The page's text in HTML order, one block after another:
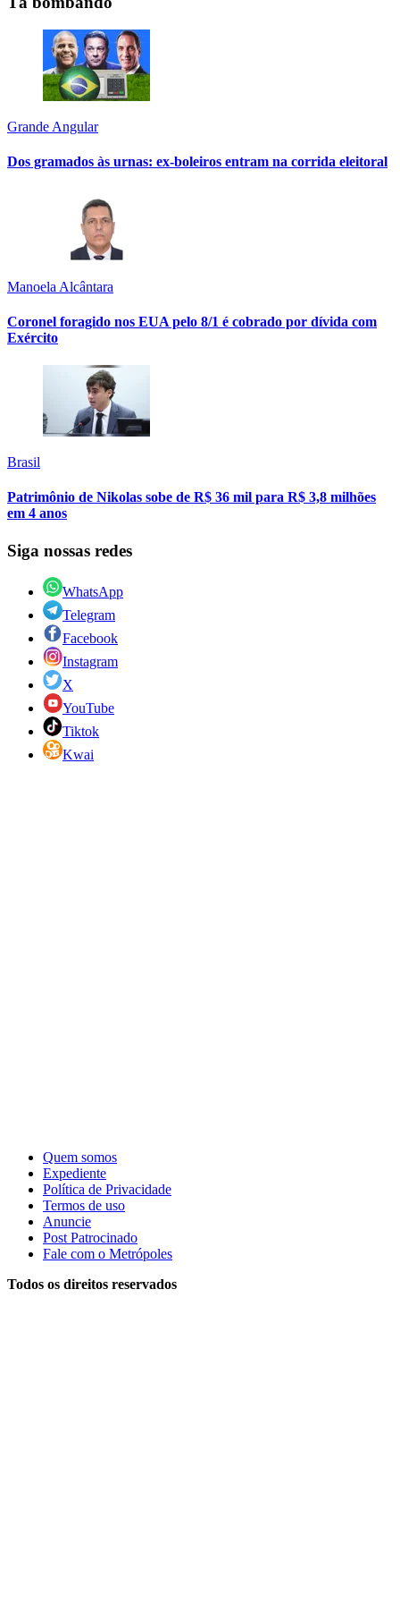
Grande Angular
Dos gramados às urnas: ex-boleiros entram na corrida eleitoral
Manoela Alcântara
Coronel foragido nos EUA pelo 8/1 é cobrado por dívida com
Exército
Brasil
Patrimônio de Nikolas sobe de R$ 36 mil para R$ 3,8 milhões
em 4 anos
Siga nossas redes
WhatsApp
Telegram
Facebook
Instagram
X
YouTube
Tiktok
Kwai
Quem somos
Expediente
Política de Privacidade
Termos de uso
Anuncie
Post Patrocinado
Fale com o Metrópoles
Todos os direitos reservados